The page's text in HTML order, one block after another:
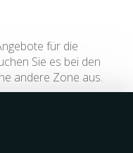
für die
Sie es bei den
andere Zone aus.